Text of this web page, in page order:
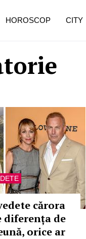
cărora
diferența de
orice ar
HOROSCOP CITY
este investigația